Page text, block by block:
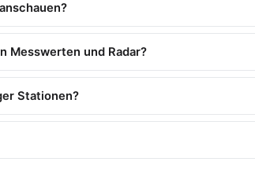
Messwerten und Radar?
Stationen?